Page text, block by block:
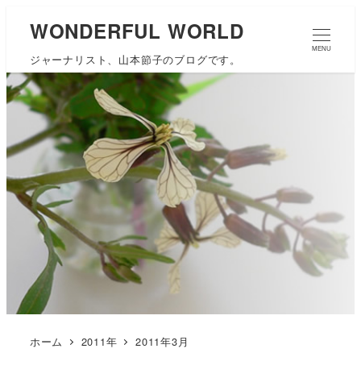
WONDERFUL WORLD
ジャーナリスト、山本節子のブログです。
MENU
ホーム 2011年 2011年3月